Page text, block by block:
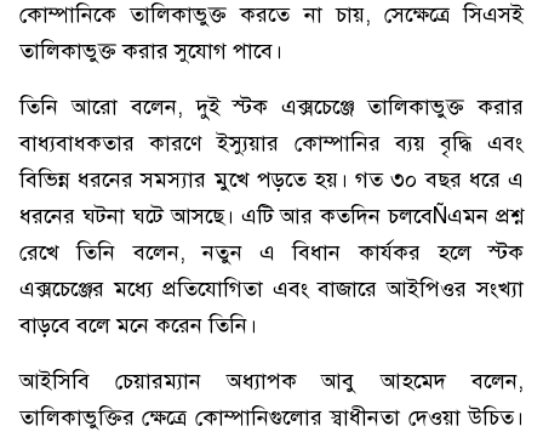
কোম্পানিকে তালিকাভুক্ত করতে না চায়, সেক্ষেত্রে সিএসই
তালিকাভুক্ত করার সুযোগ পাবে।
তিনি আরো বলেন, দুই স্টক এক্সচেঞ্জে তালিকাভুক্ত করার
বাধ্যবাধকতার কারণে ইস্যুয়ার কোম্পানির ব্যয় বৃদ্ধি এবং
বিভিন্ন ধরনের সমস্যার মুখে পড়তে হয়। গত ৩০ বছর ধরে এ
ধরনের ঘটনা ঘটে আসছে। এটি আর কতদিন চলবেÑএমন প্রশ্ন
রেখে তিনি বলেন, নতুন এ বিধান কার্যকর হলে স্টক
এক্সচেঞ্জের মধ্যে প্রতিযোগিতা এবং বাজারে আইপিওর সংখ্যা
বাড়বে বলে মনে করেন তিনি।
আইসিবি চেয়ারম্যান অধ্যাপক আবু আহমেদ বলেন,
তালিকাভুক্তির ক্ষেত্রে কোম্পানিগুলোর স্বাধীনতা দেওয়া উচিত।